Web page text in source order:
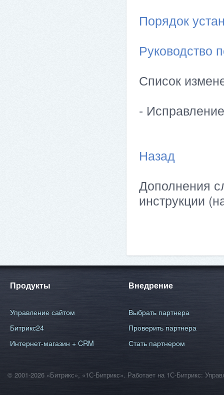
Порядок
Руководство
Список
-
Назад
Дополнения
инструкции
Продукты
Управление сайтом
Битрикс24
Интернет-магазин + CRM
Внедрение
Выбрать партнера
Проверить партнера
Стать партнером
© 2001-2026 «Битрикс», «1С-Битрикс». Работает на 1С-Битрикс: